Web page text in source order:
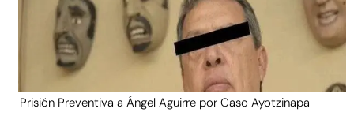
Prisión Preventiva a Ángel Aguirre por Caso Ayotzinapa